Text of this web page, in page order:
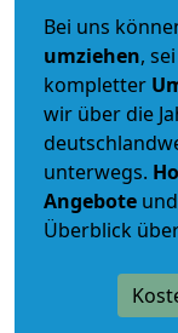
Bei uns
umziehen,
kompletter
wir über die
unterwegs.
Angebote
Überblick